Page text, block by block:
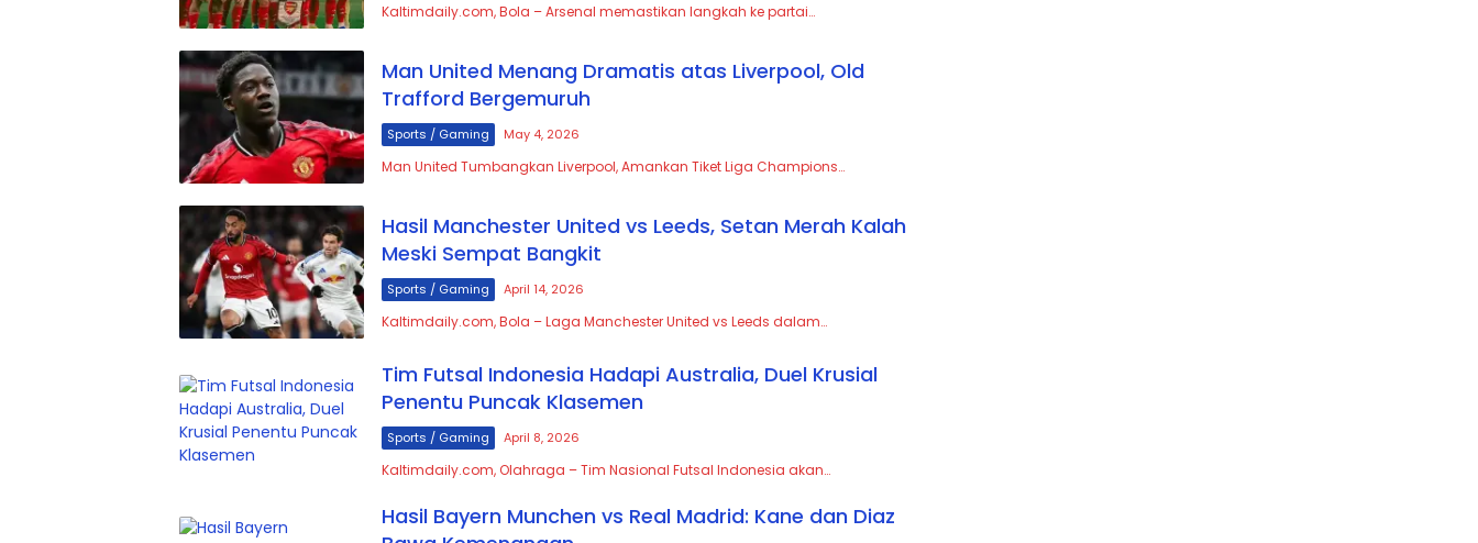
Kaltimdaily.com, Bola – Arsenal memastikan langkah ke partai…
Man United Menang Dramatis atas Liverpool, Old
Trafford Bergemuruh
Sports / Gaming May 4, 2026
Man United Tumbangkan Liverpool, Amankan Tiket Liga Champions…
Hasil Manchester United vs Leeds, Setan Merah Kalah
Meski Sempat Bangkit
Sports / Gaming April 14, 2026
Kaltimdaily.com, Bola – Laga Manchester United vs Leeds dalam…
Tim Futsal Indonesia Hadapi Australia, Duel Krusial
Penentu Puncak Klasemen
Sports / Gaming April 8, 2026
Kaltimdaily.com, Olahraga – Tim Nasional Futsal Indonesia akan…
Hasil Bayern Munchen vs Real Madrid: Kane dan Diaz